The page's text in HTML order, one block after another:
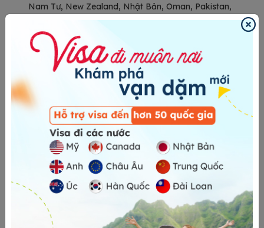
Nam Tư, New Zealand, Nhật Bản, Oman, Pakistan,
Paraguay, Phần Lan, Pháp, Philippines, Serbia,
Singapore, Slovenia, Suriname, Tây Ban Nha, Thái Lan,
Thổ Nhĩ Kỳ, Thụy Điển, Thụy Sĩ, Trung Quốc (Đài Loan),
Úc, Vương quốc Anh (UK), Ý,…).
Doanh nghiệp Hoa Kỳ dự định đến phải có quốc tịch
thuộc quốc gia ký kết hiệp ước.
Trường hợp bạn không phải là thương nhân theo hiệp
định cần phải được tuyển dụng ở vị trí giám sát hoặc
điều hành và có những kỹ năng chuyên môn cần thiết.
Phải có ý định rời khỏi Hoa Kỳ nếu Visa hết hạn.